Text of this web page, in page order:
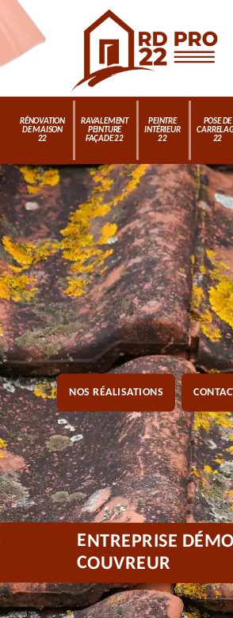
RÉNOVATION
DE MAISON
22
RAVALEMENT
PEINTURE
FAÇADE 22
PEINTRE
INTÉRIEUR
22
POSE DE
22
NOS RÉALISATIONS
ENTREPRISE
COUVREUR